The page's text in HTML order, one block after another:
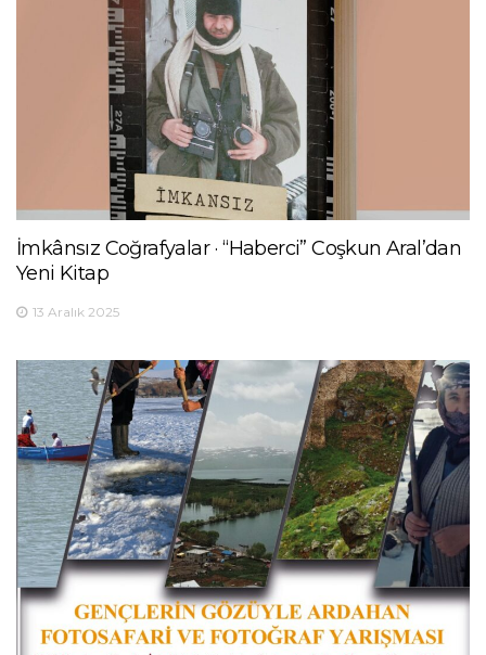
İmkânsız Coğrafyalar · “Haberci” Coşkun Aral’dan
Yeni Kitap
13 Aralık 2025